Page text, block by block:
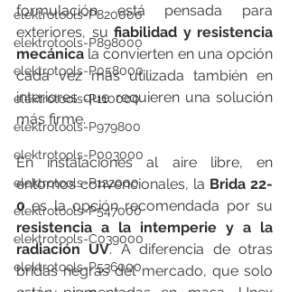
elektrotools-P820000
elektrotools-P898000
elektrotools-P058000
elektrotools-P110000
elektrotools-P979800
elektrotools-P003000
elektrotools-P122000
elektrotools-P547000
elektrotools-C039000
elektrotools-P536000
formulación está pensada para
exteriores, su fiabilidad y resistencia
mecánica la convierten en una opción
cada vez más utilizada también en
interiores que requieren una solución
más firme.
En instalaciones al aire libre, en
entornos convencionales, la Brida 22-
0
resistencia a la intemperie y a la
radiación UV. A diferencia de otras
bridas negras del mercado, que solo